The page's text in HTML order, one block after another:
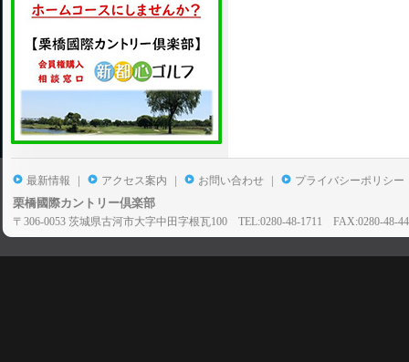
最新情報 | アクセス案内 | お問い合わせ | プライバシーポリシー
栗橋國際カントリー倶楽部
〒306-0053 茨城県古河市大字中田字根瓦100 TEL:0280-48-1711 FAX:0280-48-